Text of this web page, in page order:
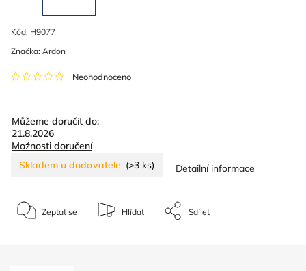
Kód: H9077
Neohodnoceno
Značka: Ardon
Můžeme doručit do:
21.8.2026
Možnosti doručení
Skladem u dodavatele (>3 ks) Detailní informace
Zeptat se Hlídat Sdílet